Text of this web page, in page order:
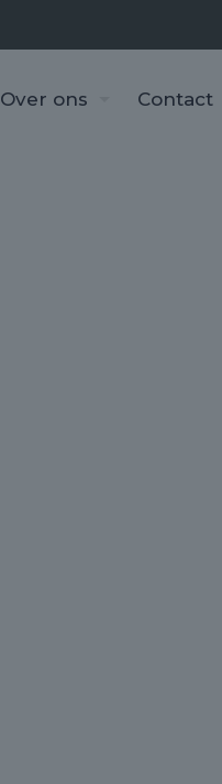
Over ons Contact